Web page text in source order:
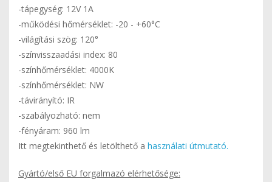
-tápegység: 12V 1A
-működési hőmérséklet: -20 - +60°C
-világítási szög: 120°
-színvisszaadási index: 80
-színhőmérséklet: 4000K
-színhőmérséklet: NW
-távirányító: IR
-szabályozható: nem
-fényáram: 960 lm
Itt megtekinthető és letölthető a használati útmutató.
Gyártó/első EU forgalmazó elérhetősége: